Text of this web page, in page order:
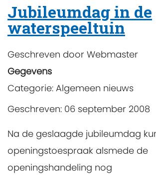
Jubileumdag in de
waterspeeltuin
Geschreven door Webmaster
Gegevens
Categorie: Algemeen nieuws
Geschreven: 06 september 2008
Na de geslaagde jubileumdag
openingstoespraak alsmede de
openingshandeling nog